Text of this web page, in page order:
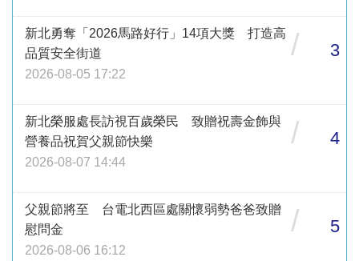
新北勇奪「2026馬路好行」14項大獎 打造高
品質安全街道
2026-08-05 17:22
/ 3
新北榮服處長訪視百歲榮民 致贈祝壽金飾與
營養品祝賀父親節快樂
2026-08-07 14:44
/ 4
父親節將至 台電北西區處關懷弱勢爸爸致贈
慰問金
2026-08-06 16:12
/ 5